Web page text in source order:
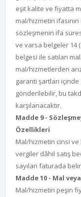
eşit kalite ve fiyatta
mal/hizmetin ifasının
sözleşmenin ifa
ve varsa belgeler 14
belgesi ile satılan
mal/hizmetlerden
garanti şartları içinde
gönderilebilir, bu
karşılanacaktır.
Madde 9 -
Özellikleri
Mal/hizmetin cinsi ve
vergiler dâhil satış
sayılan faturada
Madde 10 - Mal
Mal/hizmetin peşin